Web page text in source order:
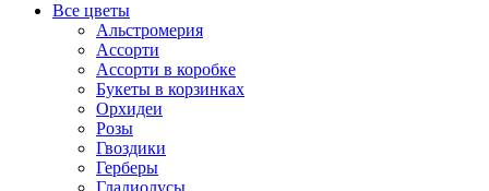
Все цветы
Альстромерия
Ассорти
Ассорти в коробке
Букеты в корзинках
Орхидеи
Розы
Гвоздики
Герберы
Гладиолусы